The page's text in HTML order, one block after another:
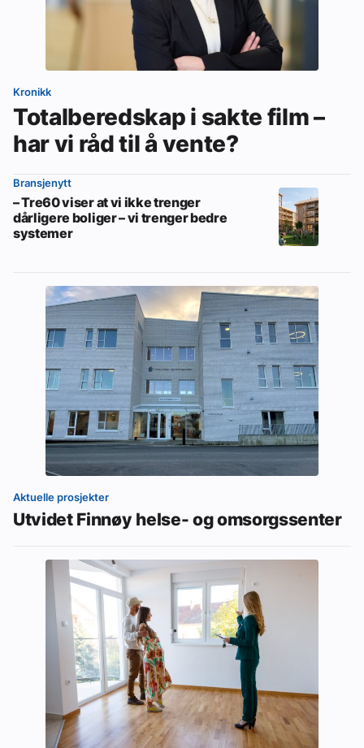
Kronikk
Totalberedskap i sakte film –
har vi råd til å vente?
Bransjenytt
– Tre60 viser at vi ikke trenger
dårligere boliger – vi trenger bedre
systemer
Aktuelle prosjekter
Utvidet Finnøy helse- og omsorgssenter